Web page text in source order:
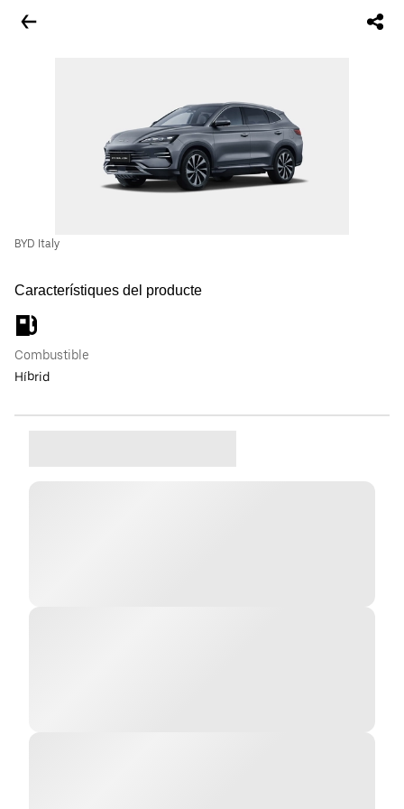
BYD Italy
Característiques del producte
Combustible
Híbrid